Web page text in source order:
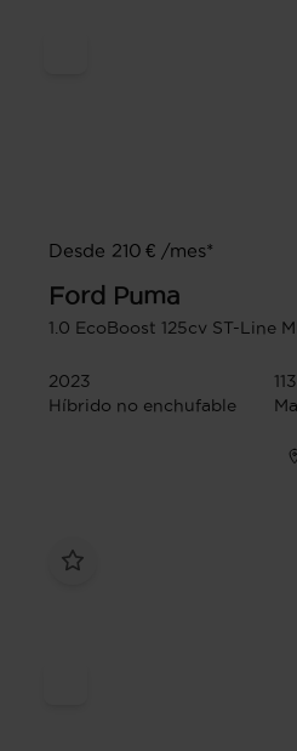
Desde 210 € /mes*
Ford Puma
1.0 EcoBoost 125cv ST-Line
2023
Híbrido no enchufable